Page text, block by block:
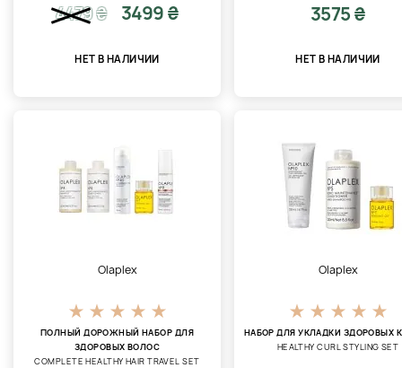
4479₴ 3499 ₴
НЕТ В НАЛИЧИИ
3575 ₴
НЕТ В НАЛИЧИИ
Olaplex
ПОЛНЫЙ ДОРОЖНЫЙ НАБОР ДЛЯ
ЗДОРОВЫХ ВОЛОС
COMPLETE HEALTHY HAIR TRAVEL SET
Olaplex
НАБОР ДЛЯ УКЛАДКИ ЗДОРОВЫХ
HEALTHY CURL STYLING SET